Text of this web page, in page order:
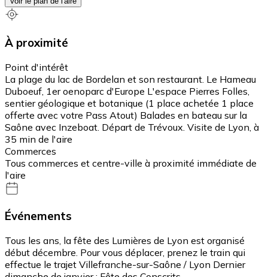
À proximité
Point d'intérêt
La plage du lac de Bordelan et son restaurant. Le Hameau
Duboeuf, 1er oenoparc d'Europe L'espace Pierres Folles,
sentier géologique et botanique (1 place achetée 1 place
offerte avec votre Pass Atout) Balades en bateau sur la
Saône avec Inzeboat. Départ de Trévoux. Visite de Lyon, à
35 min de l'aire
Commerces
Tous commerces et centre-ville à proximité immédiate de
l'aire
Événements
Tous les ans, la fête des Lumières de Lyon est organisé
début décembre. Pour vous déplacer, prenez le train qui
effectue le trajet Villefranche-sur-Saône / Lyon Dernier